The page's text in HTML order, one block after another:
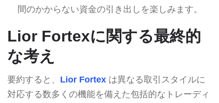
間のかからない資金の引き出しを楽しみます。
Lior Fortexに関する最終的
な考え
要約すると、 Lior Fortex は異なる取引スタイルに
対応する数多くの機能を備えた包括的なトレーディ